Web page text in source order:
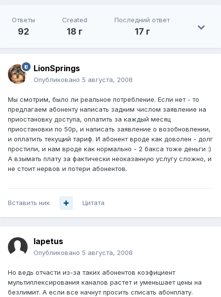
Ответы
92
Created
18 г
Последний ответ
17 г
LionSprings
Опубликовано 5 августа, 2008
Мы смотрим, было ли реальное потребление. Если нет - то
предлагаем абоненту написать задним числом заявление на
приостановку доступа, оплатить за каждый месяц
приостановки по 50р, и написать заявление о возобновлении,
и оплатить текущий тариф. И абонент вроде как доволен - долг
простили, и нам вроде как нормально - 2 бакса тоже деньги :)
А взымать плату за фактически неоказанную услугу сложно, и
не стоит нервов и потери абонентов.
Вставить ник Цитата
Iapetus
Опубликовано 5 августа, 2008
Но ведь отчасти из-за таких абонентов коэфициент
мультиплексирования каналов растет и уменьшает цены на
безлимит. А если все начнут просить списать абонплату.